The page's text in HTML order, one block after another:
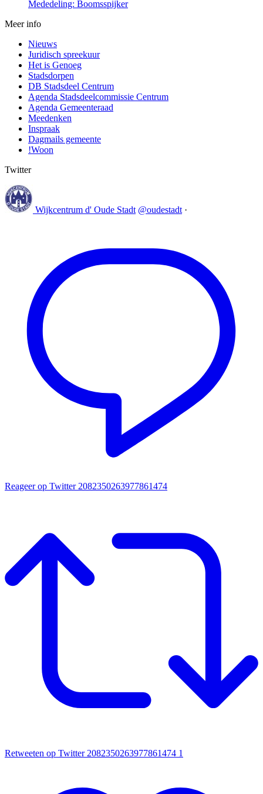
Mededeling: Boomsspijker
Meer info
Nieuws
Juridisch spreekuur
Het is Genoeg
Stadsdorpen
DB Stadsdeel Centrum
Agenda Stadsdeelcommissie Centrum
Agenda Gemeenteraad
Meedenken
Inspraak
Dagmails gemeente
!Woon
Twitter
Wijkcentrum d' Oude Stadt @oudestadt ·
Reageer op Twitter 2082350263977861474
Retweeten op Twitter 2082350263977861474 1